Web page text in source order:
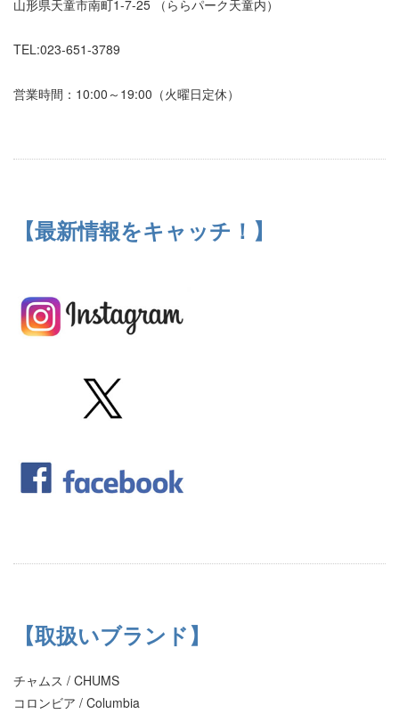
山形県天童市南町1-7-25 （ららパーク天童内）
TEL:023-651-3789
営業時間：10:00～19:00（火曜日定休）
【最新情報をキャッチ！】
【取扱いブランド】
チャムス / CHUMS
コロンビア / Columbia